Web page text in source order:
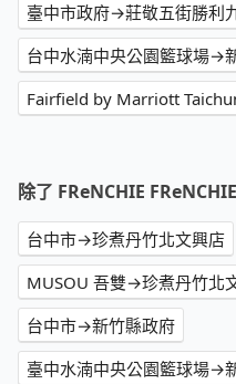
臺中市政府→莊敬五街勝利
台中水湳中央公園籃球場→
Fairfield by Marriott
除了 FReNCHIE
台中市→珍煮丹竹北文興店
MUSOU 吾雙→珍煮丹竹北
台中市→新竹縣政府
臺中水湳中央公園籃球場→